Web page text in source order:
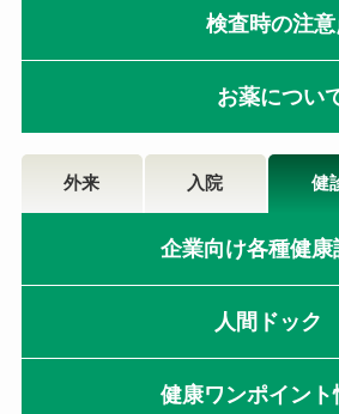
検査時の注意
お薬につい
外来 入院 健
企業向け各種健康
人間ドック
健康ワンポイント